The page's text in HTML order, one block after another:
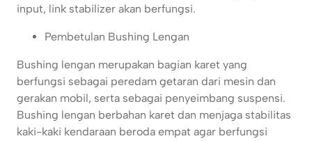
input, link stabilizer akan berfungsi.
Pembetulan Bushing Lengan
Bushing lengan merupakan bagian karet yang
berfungsi sebagai peredam getaran dari mesin dan
gerakan mobil, serta sebagai penyeimbang suspensi.
Bushing lengan berbahan karet dan menjaga stabilitas
kaki-kaki kendaraan beroda empat agar berfungsi